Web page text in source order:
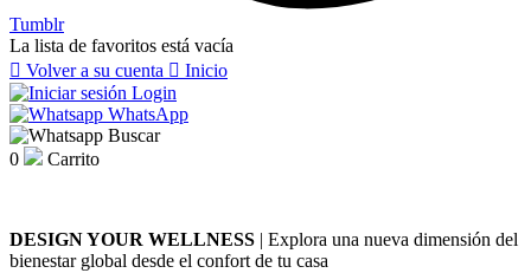
Tumblr
La lista de favoritos está vacía
 Volver a su cuenta  Inicio
Login
WhatsApp
Buscar
0
Carrito
DESIGN YOUR WELLNESS | Explora una nueva dimensión del
bienestar global desde el confort de tu casa